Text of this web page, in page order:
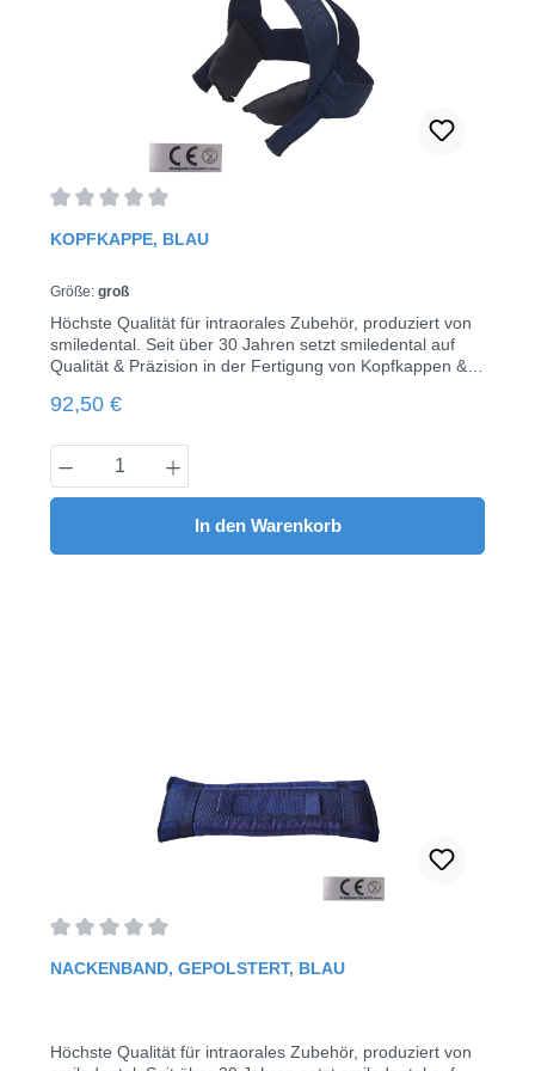
KOPFKAPPE, BLAU
Größe: groß
Höchste Qualität für intraorales Zubehör, produziert von
smiledental. Seit über 30 Jahren setzt smiledental auf
Qualität & Präzision in der Fertigung von Kopfkappen &
Produkte werden von smiledental in den
entsprechen den höchsten Standards.Vertrauen Sie auf
bewährte Funktion & hochwertigen Tragekomfort für Ihre
kieferorthopädische Praxis.hohe Qualität & Langlebigkeit
durch zertifizierte Materialien & Fertigungkomfortable
Passform durch sorgfältige Verarbeitung (besserer
Tragekomfort) zertifiziertes Medizinprodukt mit CE-
Regulärer Preis:
92,50 €
Produkt Anzahl: Gib den gewünschten
In den Warenkorb
NACKENBAND, GEPOLSTERT, BLAU
Höchste Qualität für intraorales Zubehör, produziert von